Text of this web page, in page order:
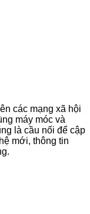
các mạng xã hội
máy móc và
là cầu nối để cập
mới, thông tin